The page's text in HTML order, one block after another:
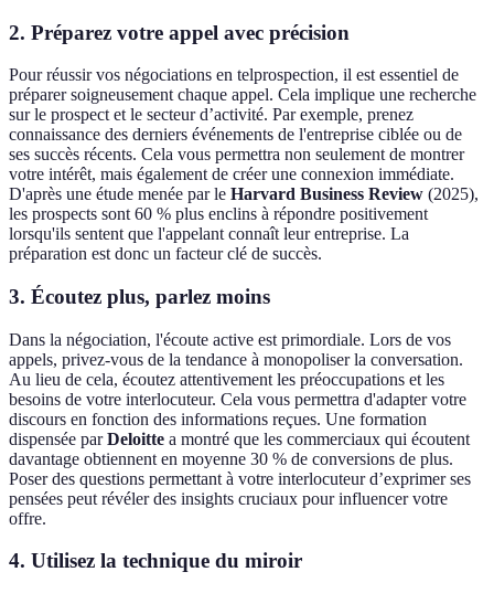
2. Préparez votre appel avec précision
Pour réussir vos négociations en telprospection, il est essentiel de
préparer soigneusement chaque appel. Cela implique une recherche
sur le prospect et le secteur d’activité. Par exemple, prenez
connaissance des derniers événements de l'entreprise ciblée ou de
ses succès récents. Cela vous permettra non seulement de montrer
votre intérêt, mais également de créer une connexion immédiate.
D'après une étude menée par le Harvard Business Review (2025),
les prospects sont 60 % plus enclins à répondre positivement
lorsqu'ils sentent que l'appelant connaît leur entreprise. La
préparation est donc un facteur clé de succès.
3. Écoutez plus, parlez moins
Dans la négociation, l'écoute active est primordiale. Lors de vos
appels, privez-vous de la tendance à monopoliser la conversation.
Au lieu de cela, écoutez attentivement les préoccupations et les
besoins de votre interlocuteur. Cela vous permettra d'adapter votre
discours en fonction des informations reçues. Une formation
dispensée parDeloitte a montré que les commerciaux qui écoutent
davantage obtiennent en moyenne 30 % de conversions de plus.
Poser des questions permettant à votre interlocuteur d’exprimer ses
pensées peut révéler des insights cruciaux pour influencer votre
offre.
4. Utilisez la technique du miroir